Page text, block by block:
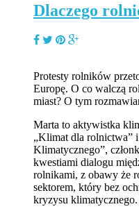
Dlaczego
Protesty rolników
Europę. O co walczą
miast? O tym
Marta to aktywistka
„Klimat dla rolnictwa”
Klimatycznego”,
kwestiami dialogu
rolnikami, z obawy że
sektorem, który bez
kryzysu klimatycznego.